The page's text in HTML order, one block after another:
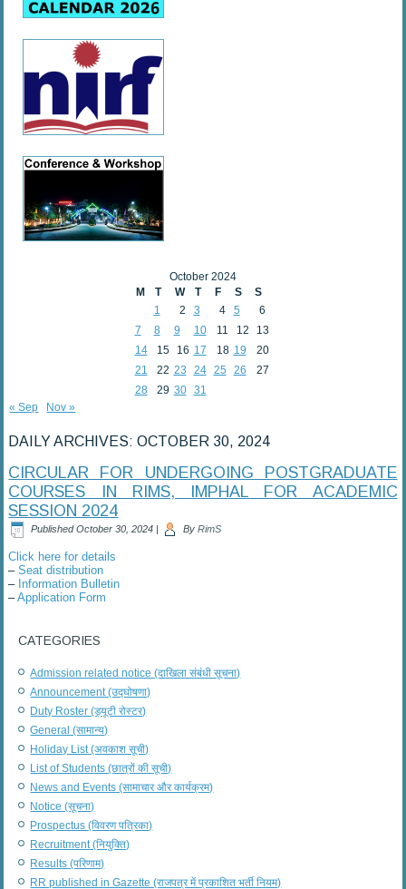
October 2024
M
T W T F S
S
1
2 3 4 5
6
7
8 9 10 11 12
13
14
15 16 17 18 19
20
21
22 23 24 25 26
27
28
29 30
31
« Sep
Nov »
DAILY ARCHIVES:OCTOBER 30, 2024
CIRCULAR FOR UNDERGOING POSTGRADUATE
COURSES IN RIMS, IMPHAL FOR ACADEMIC
SESSION 2024
Published October 30, 2024 | By RimS
Click here for details
–Seat distribution
– Information Bulletin
–Application Form
CATEGORIES
Admission related notice (दाखिला संबंधी सूचना)
Announcement (उद्घोषणा)
Duty Roster (ड्यूटी रोस्टर)
General (सामान्य)
Holiday List (अवकाश सूची)
List of Students (छात्रों की सूची)
News and Events (सामाचार और कार्यक्रम)
Notice (सूचना)
Prospectus (विवरण पत्रिका)
Recruitment (नियुक्ति)
Results (परिणाम)
RR published in Gazette (राजपत्र में प्रकाशित भर्ती नियम)